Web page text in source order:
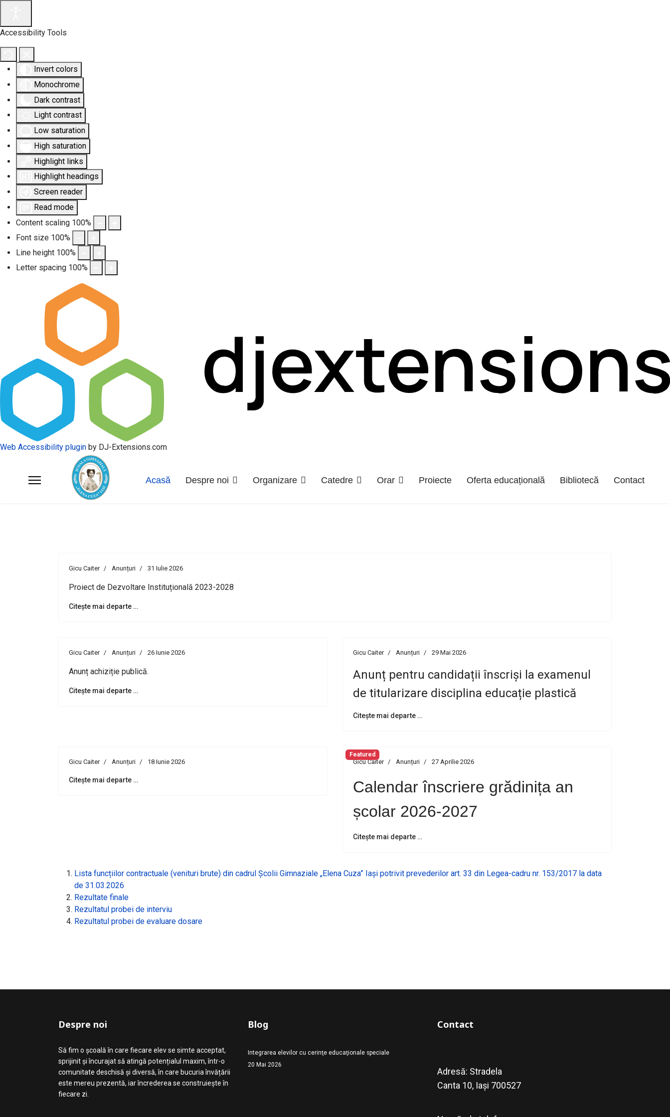
Accessibility Tools
Invert colors
Monochrome
Dark contrast
Light contrast
Low saturation
High saturation
Highlight links
Highlight headings
Screen reader
Read mode
Content scaling 100%
Font size 100%
Line height 100%
Letter spacing 100%
Web Accessibility plugin by DJ-Extensions.com
Acasă Despre noi Organizare Catedre Orar Proiecte Oferta educațională Bibliotecă Contact
Gicu Caiter Anunțuri 31 Iulie 2026
Proiect de Dezvoltare Instituțională 2023-2028
Citește mai departe …
Gicu Caiter Anunțuri 26 Iunie 2026
Anunț achiziție publică.
Citește mai departe …
Gicu Caiter Anunțuri 29 Mai 2026
Anunț pentru candidații înscriși la examenul
de titularizare disciplina educație plastică
Citește mai departe …
Gicu Caiter Anunțuri 18 Iunie 2026
Citește mai departe …
Featured
Gicu Caiter Anunțuri 27 Aprilie 2026
Calendar înscriere grădinița an
școlar 2026-2027
Citește mai departe …
Lista funcțiilor contractuale (venituri brute) din cadrul Școlii Gimnaziale „Elena Cuza” Iași potrivit prevederilor art. 33 din Legea-cadru nr. 153/2017 la data
de 31.03.2026
Rezultate finale
Rezultatul probei de interviu
Rezultatul probei de evaluare dosare
Despre noi
Să fim o școală în care fiecare elev se simte acceptat,
sprijinit și încurajat să atingă potențialul maxim, într-o
comunitate deschisă și diversă, în care bucuria învățării
este mereu prezentă, iar încrederea se construiește în
fiecare zi.
Blog
Integrarea elevilor cu cerinţe educaţionale speciale
20 Mai 2026
Contact
Adresă: Stradela
Canta 10, Iași 700527